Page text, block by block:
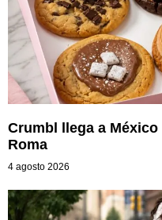
Crumbl llega a
Roma
4 agosto 2026